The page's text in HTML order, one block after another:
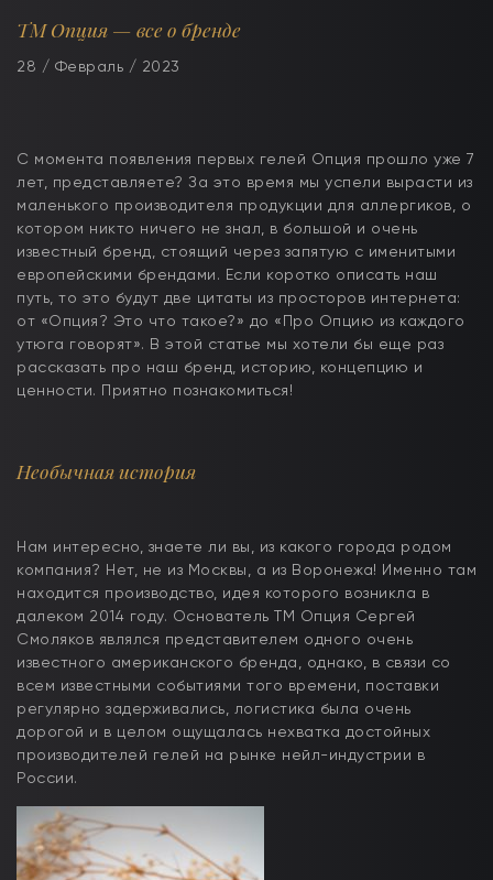
ТМ Опция — все о бренде
28 / Февраль / 2023
С момента появления первых гелей Опция прошло уже 7
лет, представляете? За это время мы успели вырасти из
маленького производителя продукции для аллергиков, о
котором никто ничего не знал, в большой и очень
известный бренд, стоящий через запятую с именитыми
европейскими брендами. Если коротко описать наш
путь, то это будут две цитаты из просторов интернета:
от «Опция? Это что такое?» до «Про Опцию из каждого
утюга говорят». В этой статье мы хотели бы еще раз
рассказать про наш бренд, историю, концепцию и
ценности. Приятно познакомиться!
Необычная история
Нам интересно, знаете ли вы, из какого города родом
компания? Нет, не из Москвы, а из Воронежа! Именно там
находится производство, идея которого возникла в
далеком 2014 году. Основатель ТМ Опция Сергей
Смоляков являлся представителем одного очень
известного американского бренда, однако, в связи со
всем известными событиями того времени, поставки
регулярно задерживались, логистика была очень
дорогой и в целом ощущалась нехватка достойных
производителей гелей на рынке нейл-индустрии в
России.